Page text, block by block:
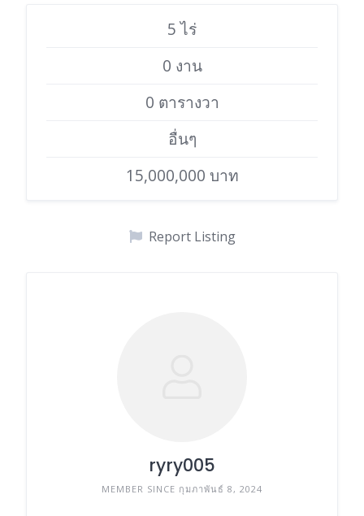
5 ไร่
0 งาน
0 ตารางวา
อื่นๆ
15,000,000 บาท
Report Listing
ryry005
MEMBER SINCE กุมภาพันธ์ 8, 2024